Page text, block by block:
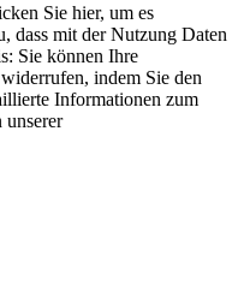
Sie hier, um es
dass mit der Nutzung Daten
Sie können Ihre
indem Sie den
Informationen zum